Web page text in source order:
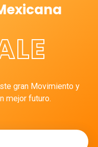
gran Movimiento y
mejor futuro.